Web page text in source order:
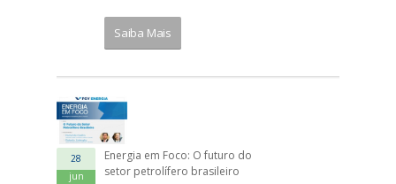
Saiba Mais
28
jun
Energia em Foco: O futuro do
setor petrolífero brasileiro